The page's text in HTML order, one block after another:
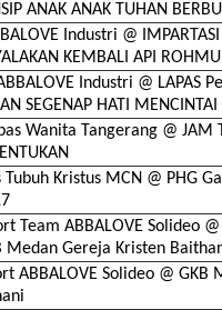
ANAK ANAK TUHAN
Industri @
KEMBALI API ROHMU
Industri @ LAPAS
SEGENAP HATI
Wanita Tangerang @ JAM
Tubuh Kristus MCN @ PHG
Team ABBALOVE Solideo @
Medan Gereja Kristen
ABBALOVE Solideo @ GKB